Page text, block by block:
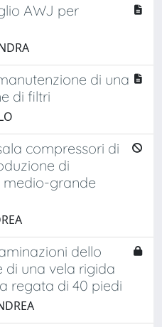
AWJ per
di una
di filtri
compressori di
di
grande
dello
di una vela rigida
regata di 40 piedi